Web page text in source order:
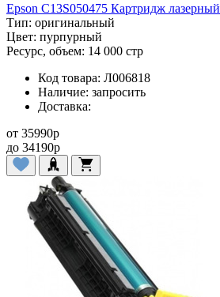
Epson C13S050475 Картридж лазерный
Тип: оригинальный
Цвет: пурпурный
Ресурс, объем: 14 000 стр
Код товара: Л006818
Наличие: запросить
Доставка:
от 35990p
до 34190p